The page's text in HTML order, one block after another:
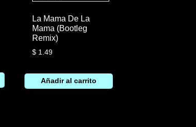
La Mama De La
Mama (Bootleg
Remix)
$1.49
Añadir al carrito